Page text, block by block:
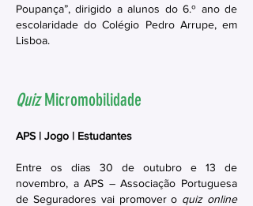
Poupança”, dirigido a alunos do 6.º ano de
escolaridade do Colégio Pedro Arrupe, em
Lisboa.
QuizMicromobilidade
APS | Jogo | Estudantes
Entre os dias 30 de outubro e 13 de
novembro, a APS – Associação Portuguesa
de Seguradores vai promover o quiz online